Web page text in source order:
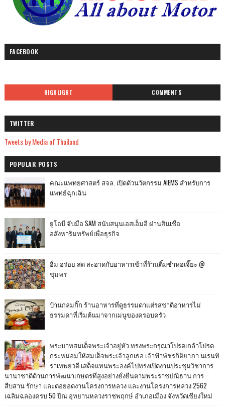
FACEBOOK
HIGHLIGHT COMMENTS
TWITTER
Tweets by Media of Thailand
POPULAR POSTS
คณะแพทยศาสตร์ สจล. เปิดตัวนวัตกรรม AIEMS สำหรับการ
แพทย์ฉุกเฉิน
ยูโอบี จับมือ SAM สนับสนุนเอสเอ็มอี ผ่านสินเชื่อ
อสังหาริมทรัพย์เพื่อธุรกิจ
อิ่ม อร่อย สด สะอาดกับอาหารเช้าที่ร้านติ๋มซำหอเจี๊ยะ @
ชุมพร
บ้านกลมกิ๊ก ร้านอาหารที่ดูธรรมดาแต่รสชาติอาหารไม่
ธรรมดาที่เริ่มต้นมาจากเมนูของครอบครัว
พระบาทสมเด็จพระเจ้าอยู่หัว ทรงพระกรุณาโปรดเกล้าโปรด
กระหม่อมให้สมเด็จพระเจ้าลูกเธอ เจ้าฟ้าพัชรกิติยาภา นเรนทิ
ราเทพยวดี เสด็จแทนพระองค์ไปทรงเปิดงานประชุมวิชาการ
นานาชาติด้านการพัฒนาเกษตรที่สูงอย่างยั่งยืนตามพระราชปณิธาน การ
สืบสาน รักษา และต่อยอดงานโครงการหลวง และงานโครงการหลวง 2562
เฉลิมฉลองครบ 50 ปีณ อุทยานหลวงราชพฤกษ์ อำเภอเมือง จังหวัดเชียงใหม่